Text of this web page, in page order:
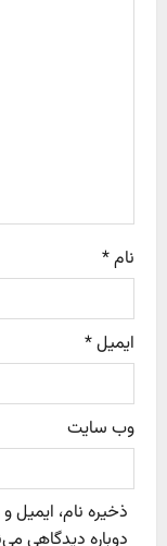
نام*
ایمیل*
وب‌ سایت
ذخیره نام، ایمیل
دوباره دیدگاهی